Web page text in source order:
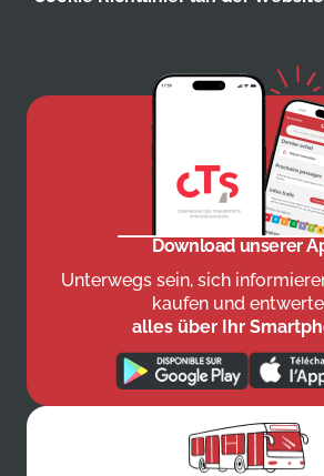
Download unserer
Unterwegs sein, sich
kaufen und
alles über Ihr